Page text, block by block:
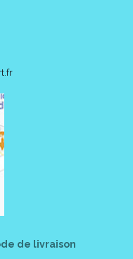
de livraison